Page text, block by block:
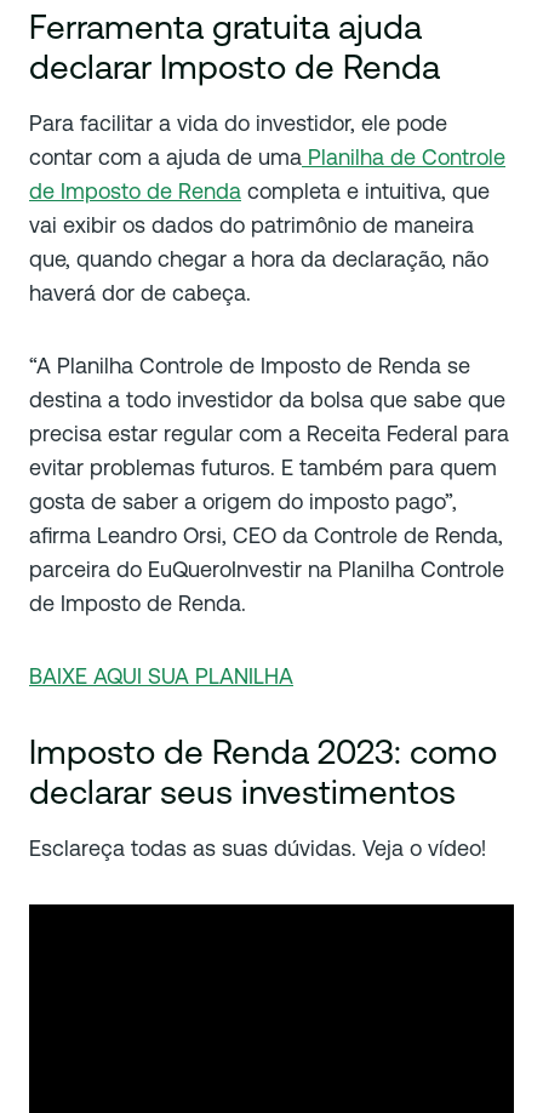
Ferramenta gratuita ajuda
declarar Imposto de Renda
Para facilitar a vida do investidor, ele pode
contar com a ajuda de uma Planilha de Controle
de Imposto de Renda completa e intuitiva, que
vai exibir os dados do patrimônio de maneira
que, quando chegar a hora da declaração, não
haverá dor de cabeça.
“A Planilha Controle de Imposto de Renda se
destina a todo investidor da bolsa que sabe que
precisa estar regular com a Receita Federal para
evitar problemas futuros. E também para quem
gosta de saber a origem do imposto pago”,
afirma Leandro Orsi, CEO da Controle de Renda,
parceira do EuQueroInvestir na Planilha Controle
de Imposto de Renda.
BAIXE AQUI SUA PLANILHA
Imposto de Renda 2023: como
declarar seus investimentos
Esclareça todas as suas dúvidas. Veja o vídeo!